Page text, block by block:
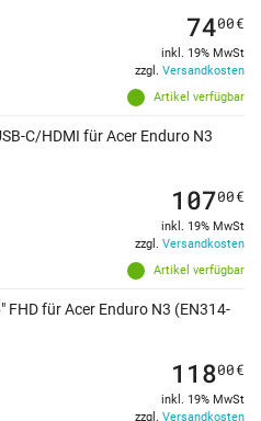
Artikel verfügbar
7400€
inkl. 19% MwSt
zzgl. Versandkosten
C/HDMI für Acer Enduro N3
Artikel verfügbar
10700€
inkl. 19% MwSt
zzgl. Versandkosten
für Acer Enduro N3 (EN314-
11800€
inkl. 19% MwSt
zzgl. Versandkosten